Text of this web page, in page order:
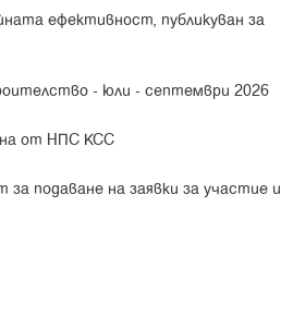
ефективност, публикуван за
- юли - септември 2026
от НПС КСС
за подаване на заявки за участие и